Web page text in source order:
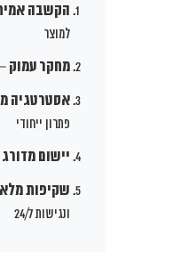
הקשבה
למוצר
מחקר עמוק
אסטרטגיה
פתרון ייחודי
יישום מדורג
שקיפות
ונגישות 24/7